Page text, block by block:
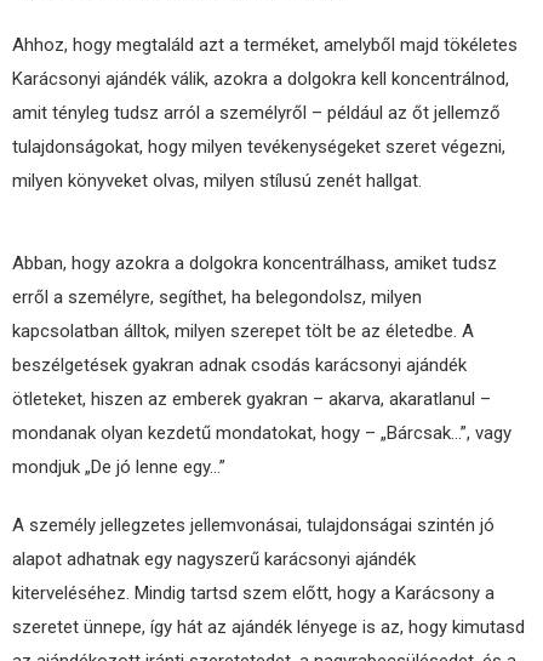
Ahhoz, hogy megtaláld azt a terméket, amelyből majd tökéletes
Karácsonyi ajándék válik, azokra a dolgokra kell koncentrálnod,
amit tényleg tudsz arról a személyről – például az őt jellemző
tulajdonságokat, hogy milyen tevékenységeket szeret végezni,
milyen könyveket olvas, milyen stílusú zenét hallgat.
Abban, hogy azokra a dolgokra koncentrálhass, amiket tudsz
erről a személyre, segíthet, ha belegondolsz, milyen
kapcsolatban álltok, milyen szerepet tölt be az életedbe. A
beszélgetések gyakran adnak csodás karácsonyi ajándék
ötleteket, hiszen az emberek gyakran – akarva, akaratlanul –
mondanak olyan kezdetű mondatokat, hogy – „Bárcsak…”, vagy
mondjuk „De jó lenne egy…”
A személy jellegzetes jellemvonásai, tulajdonságai szintén jó
alapot adhatnak egy nagyszerű karácsonyi ajándék
kiterveléséhez. Mindig tartsd szem előtt, hogy a Karácsony a
szeretet ünnepe, így hát az ajándék lényege is az, hogy kimutasd